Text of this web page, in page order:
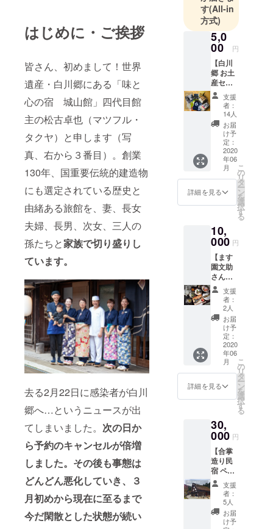
はじめに・ご挨拶
皆さん、初めまして！世界
遺産・白川郷にある「味と
心の宿 城山館」四代目館
主の松古卓也（マツフル・
タクヤ）と申します（写
真、右から３番目）。創業
130年、国重要伝統的建造物
にも選定されている歴史と
由緒ある旅館を、妻、長女
夫婦、長男、次女、三人の
孫たちと家族で切り盛りし
ています。
去る2月22日に感染者が白川
郷へ…というニュースが出
てしまいました。 次の日か
ら予約のキャンセルが倍増
しました。その後も事態は
どんどん悪化していき、３
月初めから現在に至るまで
今だ閑散とした状態が続い
中にリピー
ターをも
つ。どこか
懐かしくて
温かい、ま
るで故郷に
帰ったよう
な気持ちに
なれる宿で
す(All-in
方式)
5,0
00 円
【白川
郷 お土
産セッ
ト + 白
川郷の
風景の
御礼状
をお送
りしま
す】 白
川郷で
生まれ
育った
大溝さ
んが手
がけ
土産品
の数々
をセッ
トにし
てお送
り致し
ます。
「白川
郷の魅
力を世
界中の
人に発
信す
る」と
いうコ
ンセプ
トのも
れた商
品たち
です。
白川郷
の美味
しいお
米で作
られ
た、昔
懐かし
いポン
支援
者：
14人
お届
け予
定：
2020
年06
月
詳細を見る
こ
の
リ
タ
ー
ン
を
選
択
す
る
10,
000 円
【ます
園文助
さんの
「ます
園定
食」ペ
アご招
待券+
白川郷
の風景
の御礼
状】 白
川郷の
世界遺
産エリ
ア内に
助さん
は湧水
を利用
して育
てた鮮
度抜群
の川魚
を味わ
える合
掌造り
民家の
支援
者：
2人
お届
け予
定：
2020
年06
月
詳細を見る
こ
の
リ
タ
ー
ン
を
選
択
す
る
30,
000 円
【合掌
造り民
宿 ペア
一泊二
食付き
宿泊ご
招待券
+ 白川
支援
者：
5人
お届
け予